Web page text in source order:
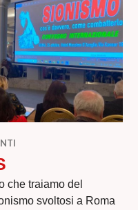
che traiamo del
svoltosi a Roma